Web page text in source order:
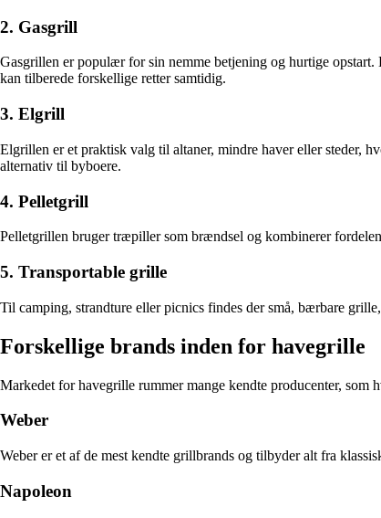
2. Gasgrill
Gasgrillen er populær for sin nemme betjening og hurtige
kan tilberede forskellige retter samtidig.
3. Elgrill
Elgrillen er et praktisk valg til altaner, mindre haver eller steder,
alternativ til byboere.
4. Pelletgrill
Pelletgrillen bruger træpiller som brændsel og kombinerer
5. Transportable grille
Til camping, strandture eller picnics findes der små, bærbare
Forskellige brands inden for havegrille
Markedet for havegrille rummer mange kendte producenter, som
Weber
Weber er et af de mest kendte grillbrands og tilbyder alt fra
Napoleon